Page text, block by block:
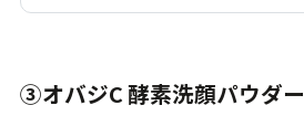
③オバジC 酵素洗顔パウダー